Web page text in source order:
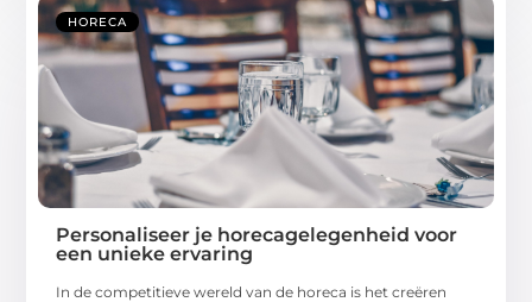
HORECA
Personaliseer je horecagelegenheid voor
een unieke ervaring
In de competitieve wereld van de horeca is het creëren